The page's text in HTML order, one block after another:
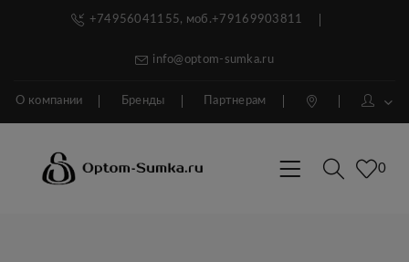
+74956041155, моб.+79169903811
info@optom-sumka.ru
О компании Бренды Партнерам
0